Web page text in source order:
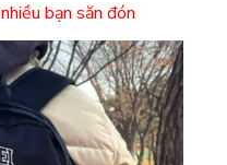
bạn săn đón